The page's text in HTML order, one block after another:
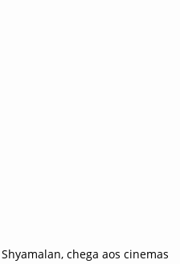
chega aos cinemas